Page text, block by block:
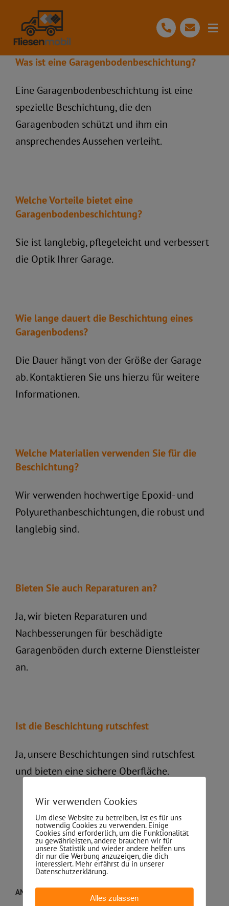
content
Start
Ihre Vorteile
Unserer Prozess
Kostenlose Beratung
Was ist eine Garagenbodenbeschichtung?
Eine Garagenbodenbeschichtung ist eine
spezielle Beschichtung, die den
Garagenboden schützt und ihm ein
ansprechendes Aussehen verleiht.
Welche Vorteile bietet eine
Garagenbodenbeschichtung?
Sie ist langlebig, pflegeleicht und verbessert
die Optik Ihrer Garage.
Wie lange dauert die Beschichtung eines
Garagenbodens?
Die Dauer hängt von der Größe der Garage
ab. Kontaktieren Sie uns hierzu für weitere
Informationen.
Welche Materialien verwenden Sie für die
Beschichtung?
Wir verwenden hochwertige Epoxid- und
Polyurethanbeschichtungen, die robust und
langlebig sind.
Bieten Sie auch Reparaturen an?
Ja, wir bieten Reparaturen und
Nachbesserungen für beschädigte
Garagenböden durch externe Dienstleister
an.
Ist die Beschichtung rutschfest
Ja, unsere Beschichtungen sind rutschfest
und bieten eine sichere Oberfläche.
ANFAHRT
Wir verwenden Cookies
Um diese Website zu betreiben, ist es für uns
notwendig Cookies zu verwenden. Einige
Cookies sind erforderlich, um die Funktionalität
zu gewährleisten, andere brauchen wir für
unsere Statistik und wieder andere helfen uns
dir nur die Werbung anzuzeigen, die dich
interessiert. Mehr erfährst du in unserer
Datenschutzerklärung.
Alles zulassen